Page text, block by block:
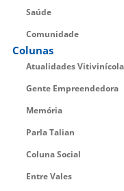
Saúde
Comunidade
Colunas
Atualidades
Gente Empreendedora
Memória
Parla Talian
Coluna Social
Entre Vales